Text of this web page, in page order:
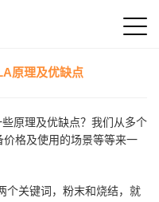
原理及优缺点
些原理及优缺点？我们从多个
格及使用的场景等等来一
个关键词，粉末和烧结，就